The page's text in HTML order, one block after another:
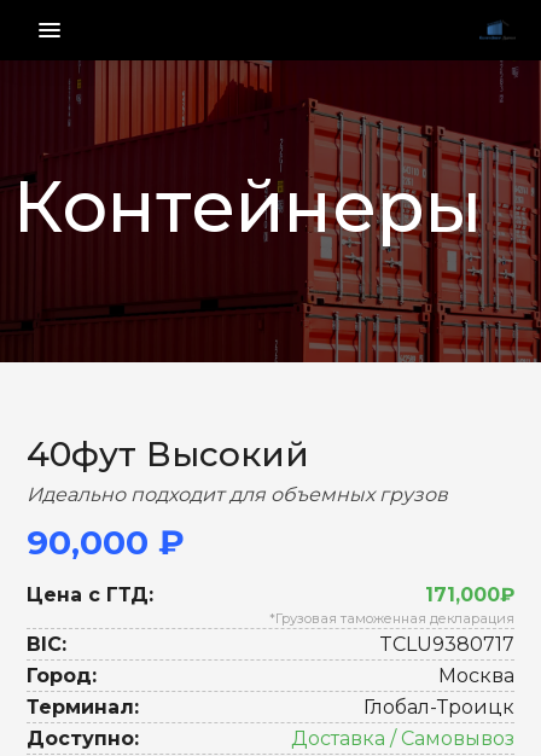
menu_vert
Контейнеры
НАЗАД ВПЕРЕД
40фут Высокий
Идеально подходит для объемных грузов
90,000 ₽
Цена с ГТД: 171,000₽
*Грузовая таможенная декларация
BIC:
TCLU9380717
Город:
Москва
Терминал:
Глобал-Троицк
Доступно:
Доставка / Самовывоз